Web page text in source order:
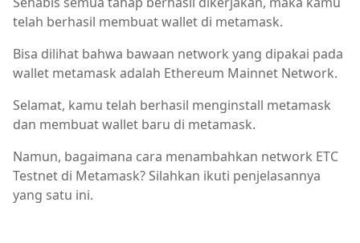
telah berhasil membuat wallet di metamask.
Bisa dilihat bahwa bawaan network yang dipakai pada
wallet metamask adalah Ethereum Mainnet Network.
Selamat, kamu telah berhasil menginstall metamask
dan membuat wallet baru di metamask.
Namun, bagaimana cara menambahkan network ETC
Testnet di Metamask? Silahkan ikuti penjelasannya
yang satu ini.